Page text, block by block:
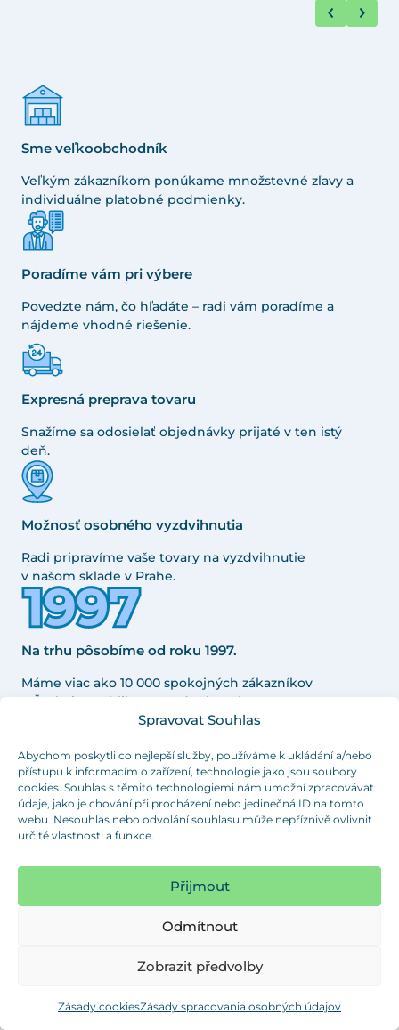
Spravovat Souhlas
Abychom poskytli co nejlepší služby, používáme k ukládání a/nebo
přístupu k informacím o zařízení, technologie jako jsou soubory
cookies. Souhlas s těmito technologiemi nám umožní zpracovávat
údaje, jako je chování při procházení nebo jedinečná ID na tomto
webu. Nesouhlas nebo odvolání souhlasu může nepříznivě ovlivnit
určité vlastnosti a funkce.
Přijmout
Odmítnout
Zobrazit předvolby
Zásady cookiesZásady spracovania osobných údajov
Sme veľkoobchodník
Veľkým zákazníkom ponúkame množstevné zľavy a
individuálne platobné podmienky.
Poradíme vám pri výbere
Povedzte nám, čo hľadáte – radi vám poradíme a
nájdeme vhodné riešenie.
Expresná preprava tovaru
Snažíme sa odosielať objednávky prijaté v ten istý
deň.
Možnosť osobného vyzdvihnutia
Radi pripravíme vaše tovary na vyzdvihnutie
v našom sklade v Prahe.
Na trhu pôsobíme od roku 1997.
Máme viac ako 10 000 spokojných zákazníkov
v Českej republike a strednej Európe.
SORTIMENT
Záslepky a krytky
Rektifikační nohy a šrouby
Ovládací prvky a komponenty